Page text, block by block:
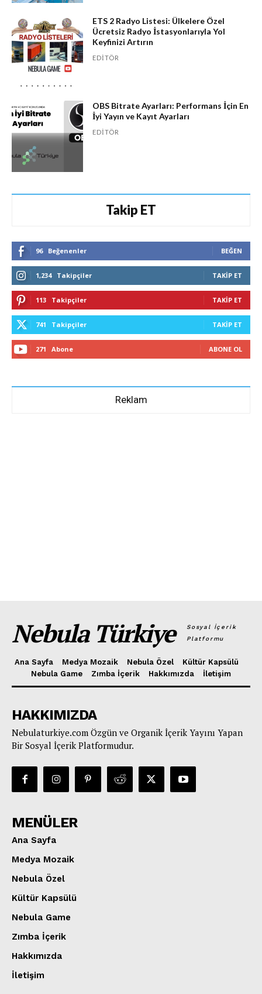
ETS 2 Radyo Listesi: Ülkelere Özel
Ücretsiz Radyo İstasyonlarıyla Yol
Keyfinizi Artırın
EDITÖR
OBS Bitrate Ayarları: Performans İçin En
İyi Yayın ve Kayıt Ayarları
EDITÖR
Takip ET
96 Beğenenler BEĞEN
1,234 Takipçiler TAKIP ET
113 Takipçiler TAKIP ET
741 Takipçiler TAKIP ET
271 Abone ABONE OL
Reklam
Nebula Türkiye
Sosyal İçerik
Platformu
Ana Sayfa Medya Mozaik Nebula Özel
Kültür Kapsülü
Nebula Game
Zımba İçerik Hakkımızda İletişim
HAKKIMIZDA
Nebulaturkiye.com Özgün ve Organik İçerik Yayını Yapan
Bir Sosyal İçerik Platformudur.
MENÜLER
Ana Sayfa
Medya Mozaik
Nebula Özel
Kültür Kapsülü
Nebula Game
Zımba İçerik
Hakkımızda
İletişim